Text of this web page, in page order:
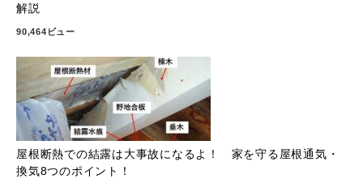
解説
90,464ビュー
屋根断熱での結露は大事故になるよ！ 家を守る屋根通気・
換気8つのポイント！